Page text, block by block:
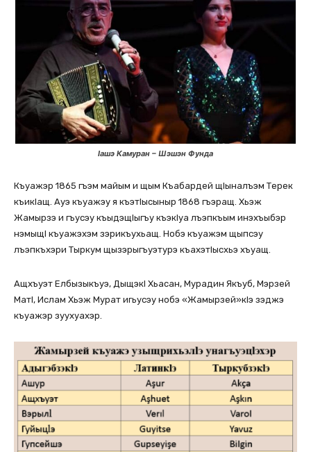
lашэ Камуран – Шэшэн Фунда
Къуажэр 1865 гъэм майым и щым Къабардей щlыналъэм Терек
къикlащ. Ауэ къуажэу я къэтlысыныр 1868 гъэращ. Хьэж
Жамырзэ и гъусэу къыдэщlыгъу къэкlуа лъэпкъым инэхъыбэр
нэмыщl къуажэхэм зэрикъухьащ. Нобэ къуажэм щыпсэу
лъэпкъхэри Тыркум щызэрыгъуэтурэ къахэтlысхьэ хъуащ.
Ащхъуэт Елбызыкъуэ, Дыщэкl Хьасан, Мурадин Якъуб, Мэрзей
Матl, Ислам Хьэж Мурат игьусэу нобэ «Жамырзей»кlэ зэджэ
къуажэр зуухуахэр.